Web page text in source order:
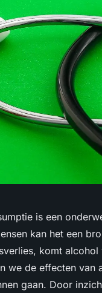
is een
kan het een
komt
we de effecten van
gaan. Door